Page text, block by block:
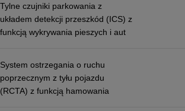
Tylne czujniki parkowania z
układem detekcji przeszkód (ICS) z
funkcją wykrywania pieszych i aut
System ostrzegania o ruchu
poprzecznym z tyłu pojazdu
(RCTA) z funkcją hamowania